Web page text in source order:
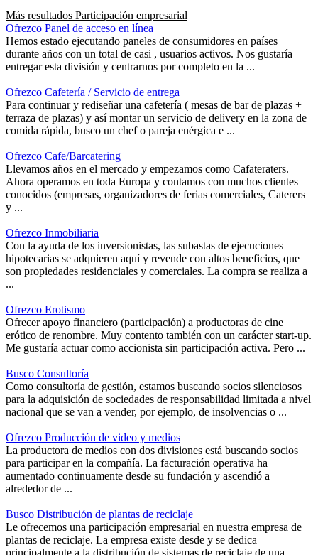
Más resultados Participación empresarial
Ofrezco Panel de acceso en línea
Hemos estado ejecutando paneles de consumidores en países
durante años con un total de casi , usuarios activos. Nos gustaría
entregar esta división y centrarnos por completo en la ...
Ofrezco Cafetería / Servicio de entrega
Para continuar y rediseñar una cafetería ( mesas de bar de plazas +
terraza de plazas) y así montar un servicio de delivery en la zona de
comida rápida, busco un chef o pareja enérgica e ...
Ofrezco Cafe/Barcatering
Llevamos años en el mercado y empezamos como Cafateraters.
Ahora operamos en toda Europa y contamos con muchos clientes
conocidos (empresas, organizadores de ferias comerciales, Caterers
y ...
Ofrezco Inmobiliaria
Con la ayuda de los inversionistas, las subastas de ejecuciones
hipotecarias se adquieren aquí y revende con altos beneficios, que
son propiedades residenciales y comerciales. La compra se realiza a
...
Ofrezco Erotismo
Ofrecer apoyo financiero (participación) a productoras de cine
erótico de renombre. Muy contento también con un carácter start-up.
Me gustaría actuar como accionista sin participación activa. Pero ...
Busco Consultoría
Como consultoría de gestión, estamos buscando socios silenciosos
para la adquisición de sociedades de responsabilidad limitada a nivel
nacional que se van a vender, por ejemplo, de insolvencias o ...
Ofrezco Producción de video y medios
La productora de medios con dos divisiones está buscando socios
para participar en la compañía. La facturación operativa ha
aumentado continuamente desde su fundación y ascendió a
alrededor de ...
Busco Distribución de plantas de reciclaje
Le ofrecemos una participación empresarial en nuestra empresa de
plantas de reciclaje. La empresa existe desde y se dedica
principalmente a la distribución de sistemas de reciclaje de una ...